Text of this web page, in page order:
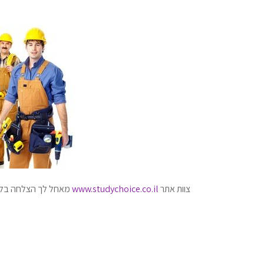
צוות אתרwww.studychoice.co.ilמאחל לך הצלחה